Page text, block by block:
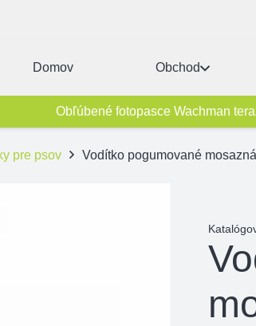
Domov Obchod
Obľúbené fotopasce Wachman
pre psov Vodítko pogumované